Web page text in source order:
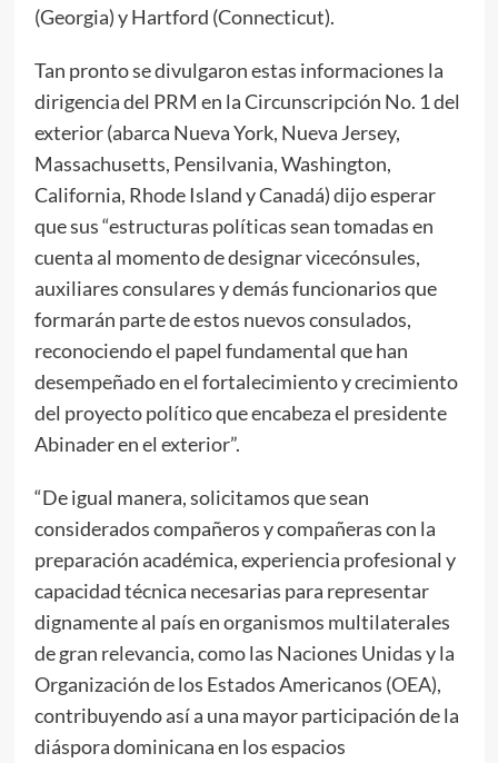
(Georgia) y Hartford (Connecticut).
Tan pronto se divulgaron estas informaciones la
dirigencia del PRM en la Circunscripción No. 1 del
exterior (abarca Nueva York, Nueva Jersey,
Massachusetts, Pensilvania, Washington,
California, Rhode Island y Canadá) dijo esperar
que sus “estructuras políticas sean tomadas en
cuenta al momento de designar vicecónsules,
auxiliares consulares y demás funcionarios que
formarán parte de estos nuevos consulados,
reconociendo el papel fundamental que han
desempeñado en el fortalecimiento y crecimiento
del proyecto político que encabeza el presidente
Abinader en el exterior”.
“De igual manera, solicitamos que sean
considerados compañeros y compañeras con la
preparación académica, experiencia profesional y
capacidad técnica necesarias para representar
dignamente al país en organismos multilaterales
de gran relevancia, como las Naciones Unidas y la
Organización de los Estados Americanos (OEA),
contribuyendo así a una mayor participación de la
diáspora dominicana en los espacios